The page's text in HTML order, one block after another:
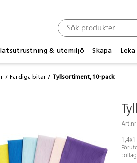
& utemiljö Skapa Leka
Färdiga bitar Tyllsortiment, 10-pack
1,4x1